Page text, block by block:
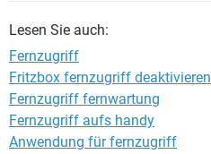
Lesen Sie auch:
Fernzugriff
Fritzbox fernzugriff deaktivieren
Fernzugriff fernwartung
Fernzugriff aufs handy
Anwendung für fernzugriff